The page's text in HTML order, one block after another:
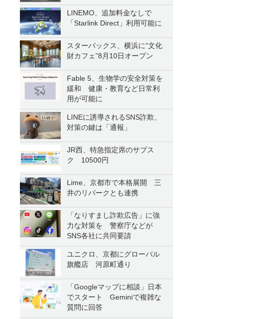
LINEMO、追加料金なしで
「Starlink Direct」利用可能に
スターバックス、横浜に“文化
財カフェ”8月10日オープン
Fable 5、生物学の安全対策を
緩和 健康・教育など日常利
用が可能に
LINEに誘導されるSNS詐欺、
対策の鍵は「通報」
JR西、特急指定席のサブス
ク 10500円
Lime、京都市で本格展開 三
井のリパークとも連携
「なりすまし詐欺広告」に強
力な対策を 警察庁などが
SNS各社に共同要請
ユニクロ、京都にグローバル
旗艦店 河原町通り
「Googleマップに相談」日本
でスタート Geminiで複雑な
質問に回答